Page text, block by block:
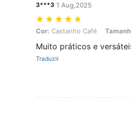
3***3 1 Aug,2025
Cor: Castanho Café, Tamanho:
Cor: Castanho Café
Muito práticos e
Traduzir